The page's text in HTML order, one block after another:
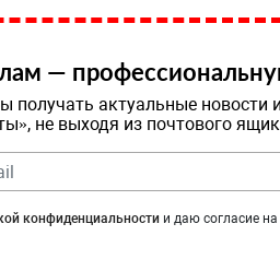
—
получать актуальные новости
не выходя из почтового
конфиденциальности и даю согласие